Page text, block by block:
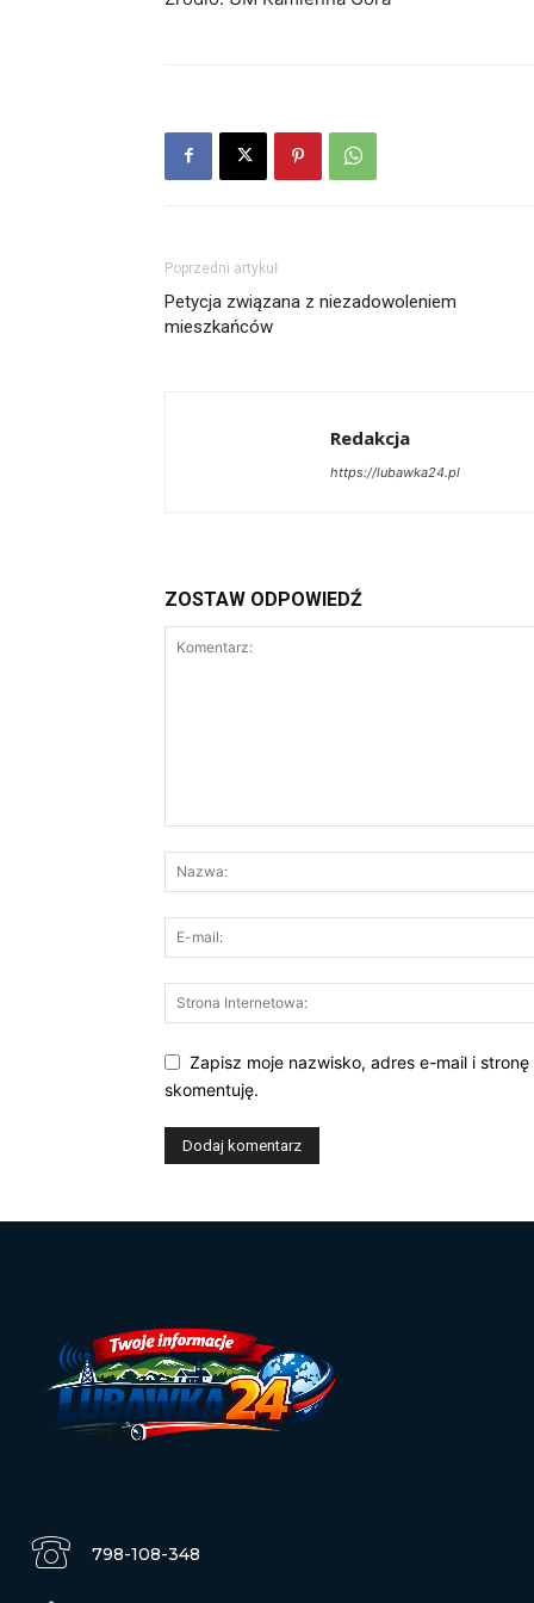
Poprzedni artykuł
Petycja związana z niezadowoleniem
mieszkańców
Redakcja
https://lubawka24.pl
ZOSTAW ODPOWIEDŹ
Zapisz moje nazwisko, adres e-mail i
skomentuję.
798-108-348